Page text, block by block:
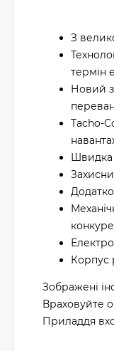
З
термін
Новий
Tacho-
Швидка
Корпус
Зображені
Враховуйте
Приладдя